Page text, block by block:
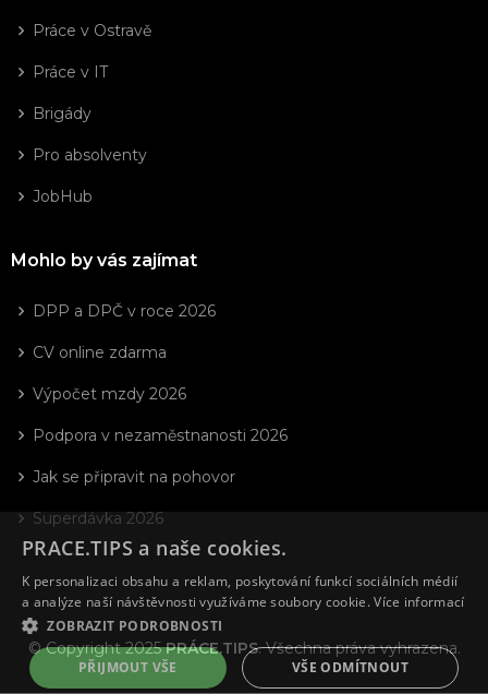
Práce v Ostravě
Práce v IT
Brigády
Pro absolventy
JobHub
Mohlo by vás zajímat
DPP a DPČ v roce 2026
CV online zdarma
Výpočet mzdy 2026
Podpora v nezaměstnanosti 2026
Jak se připravit na pohovor
Superdávka 2026
© Copyright 2025PRÁCE.TIPS. Všechna práva vyhrazena.
PRACE.TIPS a naše cookies.
K personalizaci obsahu a reklam, poskytování funkcí sociálních médií
a analýze naší návštěvnosti využíváme soubory cookie.Více informací
ZOBRAZIT PODROBNOSTI
PŘIJMOUT VŠE VŠE ODMÍTNOUT